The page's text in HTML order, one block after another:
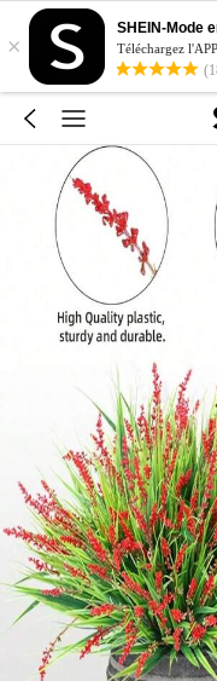
×
SHEIN-Mode
Téléchargez